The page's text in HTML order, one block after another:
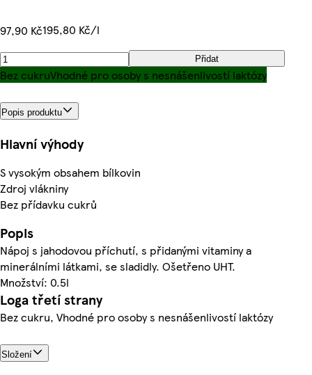
97,90 Kč195,80 Kč/l
Přidat
Bez cukruVhodné pro osoby s nesnášenlivostí laktózy
Popis produktu
Hlavní výhody
S vysokým obsahem bílkovin
Zdroj vlákniny
Bez přídavku cukrů
Popis
Nápoj s jahodovou příchutí, s přidanými vitaminy a
minerálními látkami, se sladidly. Ošetřeno UHT.
Množství: 0.5l
Loga třetí strany
Bez cukru, Vhodné pro osoby s nesnášenlivostí laktózy
Složení